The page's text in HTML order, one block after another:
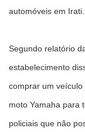
automóveis em
Segundo relatório
estabelecimento
comprar um
moto Yamaha para
policiais que não